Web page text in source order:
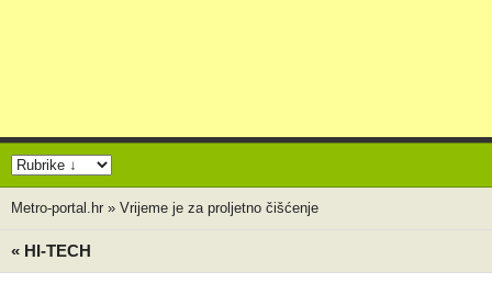
Metro-portal.hr » Vrijeme je za proljetno čišćenje
« HI-TECH